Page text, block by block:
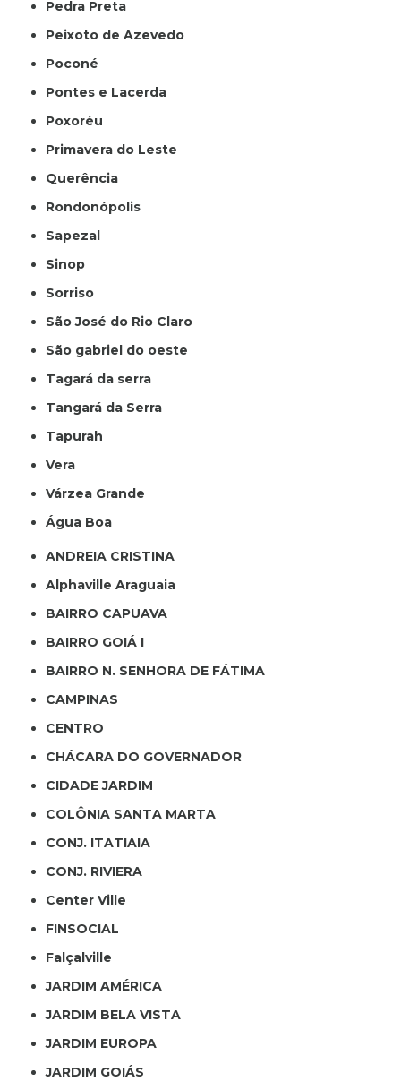
Pedra Preta
Peixoto de Azevedo
Poconé
Pontes e Lacerda
Poxoréu
Primavera do Leste
Querência
Rondonópolis
Sapezal
Sinop
Sorriso
São José do Rio Claro
São gabriel do oeste
Tagará da serra
Tangará da Serra
Tapurah
Vera
Várzea Grande
Água Boa
ANDREIA CRISTINA
Alphaville Araguaia
BAIRRO CAPUAVA
BAIRRO GOIÁ I
BAIRRO N. SENHORA DE FÁTIMA
CAMPINAS
CENTRO
CHÁCARA DO GOVERNADOR
CIDADE JARDIM
COLÔNIA SANTA MARTA
CONJ. ITATIAIA
CONJ. RIVIERA
Center Ville
FINSOCIAL
Falçalville
JARDIM AMÉRICA
JARDIM BELA VISTA
JARDIM EUROPA
JARDIM GOIÁS